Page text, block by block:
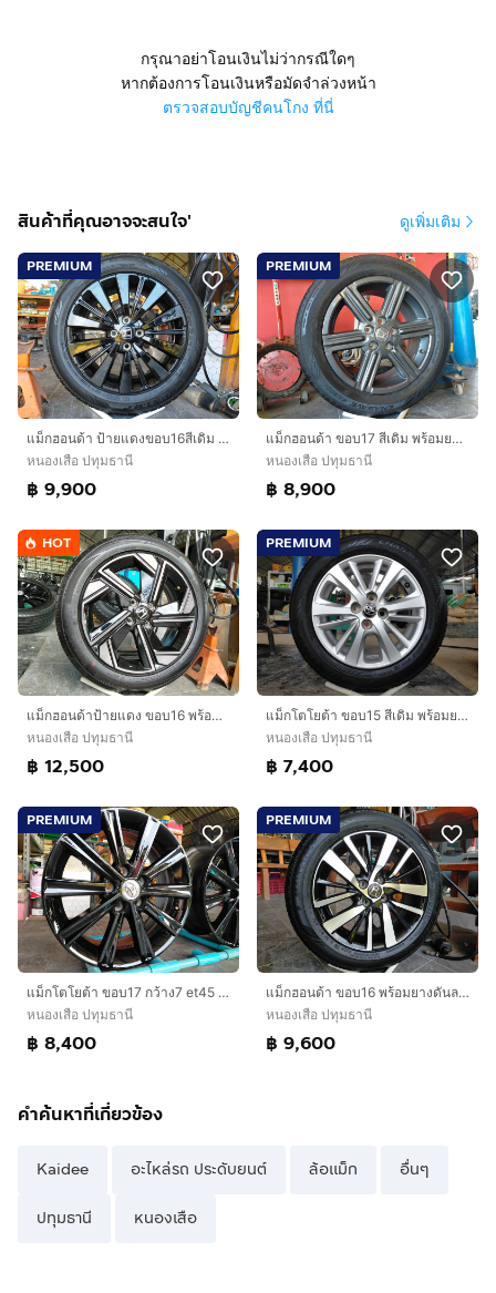
กรุณาอย่าโอนเงินไม่ว่ากรณีใดๆ
หากต้องการโอนเงินหรือมัดจำล่วงหน้า
ตรวจสอบบัญชีคนโกง ที่นี่
สินค้าที่คุณอาจจะสนใจ' ดูเพิ่มเติม
PREMIUM
แม็กฮอนด้า ป้ายแดงขอบ16สีเดิม พร้อมยางดันลอป 185 60 16 ปี24 ยางสวยทุกเส้น ใช้ได้อีกประมาณ 3-4 ปี ใส่ jazz city ได้ทุกรุ่น
หนองเสือ ปทุมธานี
฿ 9,900
PREMIUM
แม็กฮอนด้า ขอบ17 สีเดิม พร้อมยางดันลอป 215 60 17 ปี23 ยางสวยทุกเส้นใส่ HRV ได้ทุกรุ่น
หนองเสือ ปทุมธานี
฿ 8,900
HOT
แม็กฮอนด้าป้ายแดง ขอบ16 พร้อมยางเวสต์เลค 185 55 16 ปี26 ยางมีตุ่มหน้ายางทุกเส้น ใส่jazz city ได้ทุกรุ่น
หนองเสือ ปทุมธานี
฿ 12,500
PREMIUM
แม็กโตโยต้า ขอบ15 สีเดิม พร้อมยางดันลอป 185 60 15 ปี23 ใส่ vios yaris
หนองเสือ ปทุมธานี
฿ 7,400
PREMIUM
แม็กโตโยต้า ขอบ17 กว้าง7 et45 สีอบpowder coat ไม่ดุ้งไม่คดไม่แตกใส่ camry ได้ทุกรุ่น
หนองเสือ ปทุมธานี
฿ 8,400
PREMIUM
แม็กฮอนด้า ขอบ16 พร้อมยางดันลอป ป้ายแดง185 60 16 ปลายปี23 มีตุ่มหน้ายางทุกเส้นใส่ jazz city ได้ทุกรุ่น
หนองเสือ ปทุมธานี
฿ 9,600
คำค้นหาที่เกี่ยวข้อง
Kaidee อะไหล่รถ ประดับยนต์ ล้อแม็ก อื่นๆ
ปทุมธานี หนองเสือ